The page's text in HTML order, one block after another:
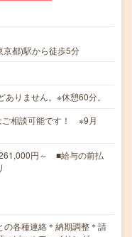
都)駅から徒歩5分
りません。※休憩60分。
相談可能です！ ※9月
円～ ■給与の前払
の各種連絡＊納期調整＊請